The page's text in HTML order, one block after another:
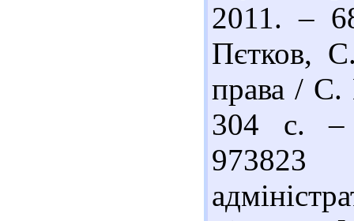
2011. –
Пєтков,
права /
304 с. –
973823